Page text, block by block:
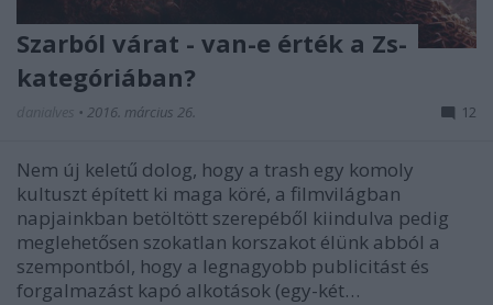
Szarból várat - van-e érték a Zs-
kategóriában?
• 2016. március 26. 12
Nem új keletű dolog, hogy a trash egy komoly
kultuszt épített ki maga köré, a filmvilágban
napjainkban betöltött szerepéből kiindulva pedig
meglehetősen szokatlan korszakot élünk abból a
szempontból, hogy a legnagyobb publicitást és
forgalmazást kapó alkotások (egy-két…